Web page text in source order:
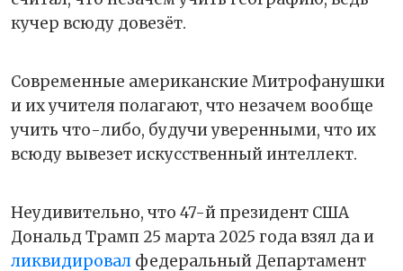
кучер всюду довезёт.
Современные американские Митрофанушки
и их учителя полагают, что незачем вообще
учить что-либо, будучи уверенными, что их
всюду вывезет искусственный интеллект.
Неудивительно, что 47-й президент США
Дональд Трамп 25 марта 2025 года взял да и
ликвидировал федеральный Департамент